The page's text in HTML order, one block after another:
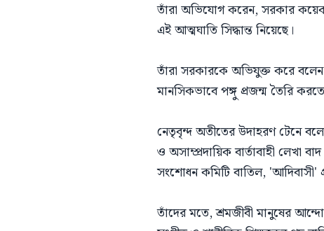
তাঁরা অভিযোগ করেন, সরকার
এই আত্মঘাতি সিদ্ধান্ত নিয়েছে।
তাঁরা সরকারকে অভিযুক্ত করে বলেন,
মানসিকভাবে পঙ্গু প্রজন্ম তৈরি
নেতৃবৃন্দ অতীতের উদাহরণ টেনে
ও অসাম্প্রদায়িক বার্তাবাহী লেখা
সংশোধন কমিটি বাতিল, 'আদিবাসী'
তাঁদের মতে, শ্রমজীবী মানুষের